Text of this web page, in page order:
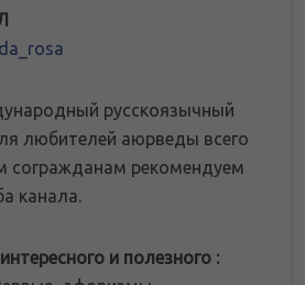
русскоязычный
любителей аюрведы всего
согражданам рекомендуем
канала.
и полезного :